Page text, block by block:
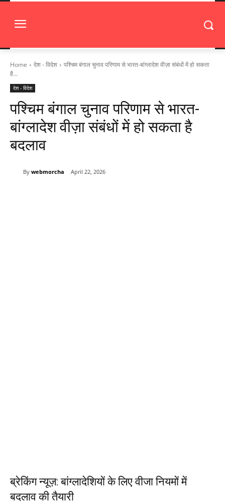
Home देश - विदेश
पश्चिम बंगाल चुनाव परिणाम से भारत-बांग्लादेश वीज़ा संबंधों में हो सकता
है...
देश - विदेश
पश्चिम बंगाल चुनाव परिणाम से भारत-
बांग्लादेश वीज़ा संबंधों में हो सकता है
बदलाव
By webmorcha April 22, 2026
ब्रेकिंग न्यूज़: बांग्लादेशियों के लिए वीजा नियमों में
बदलाव की तैयारी